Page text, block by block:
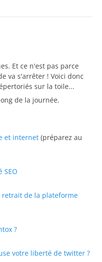
Et ce n'est pas parce
va s'arrêter ! Voici donc
sur la toile...
de la journée.
et internet (préparez au
SEO
retrait de la plateforme
?
votre liberté de twitter ?